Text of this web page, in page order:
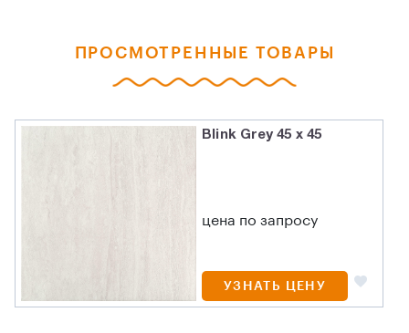
ПРОСМОТРЕННЫЕ ТОВАРЫ
Blink Grey 45 x 45
цена по запросу
УЗНАТЬ ЦЕНУ